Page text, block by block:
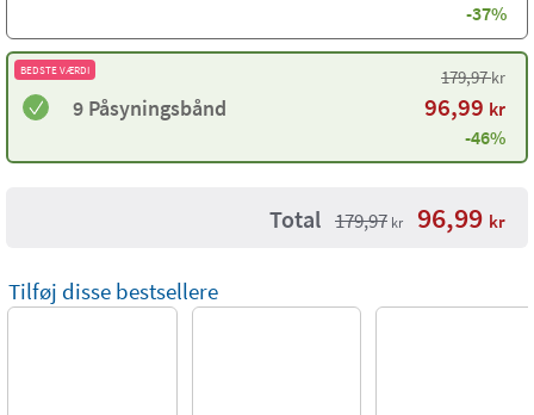
-37%
BEDSTE VÆRDI
9 Påsyningsbånd
179,97kr
96,99 kr
-46%
Total 179,97 kr 96,99 kr
Tilføj disse bestsellere